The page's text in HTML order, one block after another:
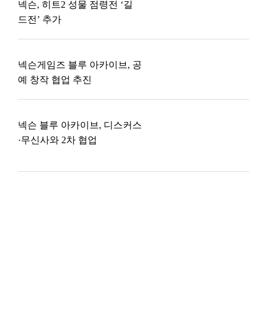
넥슨, 히트2 성물 점령전 ‘길
드전’ 추가
넥슨게임즈 블루 아카이브, 공
예 창작 협업 추진
넥슨 블루 아카이브, 디스커스
·무신사와 2차 협업